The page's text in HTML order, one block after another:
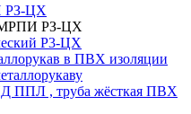
РЗ-ЦХ
МРПИ РЗ-ЦХ
Р3-ЦХ
в ПВХ изоляции
ППЛ , труба жёсткая ПВХ